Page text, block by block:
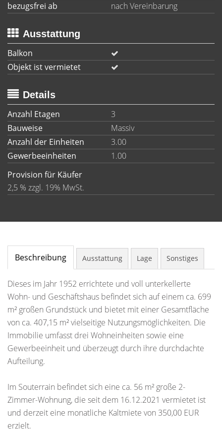
bezugsfrei ab
nach Vereinbarung
Ausstattung
Balkon
Objekt ist vermietet
Details
Anzahl Etagen
3
Bauweise
Massiv
Anzahl der Einheiten
3.00
Gewerbeeinheiten
1.00
Provision für Käufer
2,5 % zzgl. 19% MwSt.
Beschreibung Ausstattung Lage Sonstiges
Dieses im Jahr 1952 errichtete und voll unterkellerte
Wohn- und Geschäftshaus befindet sich auf einem ca. 699
m² großen Grundstück und bietet mit einer Gesamtfläche
von ca. 407,15 m² vielseitige Nutzungsmöglichkeiten. Die
Immobilie umfasst drei Wohneinheiten sowie eine
Gewerbeeinheit und überzeugt durch ihre durchdachte
Aufteilung.
Im Souterrain befindet sich eine ca. 56 m² große 2-
Zimmer-Wohnung, die seit dem 16.12.2021 vermietet ist
und derzeit eine monatliche Kaltmiete von 350,00 EUR
erzielt.